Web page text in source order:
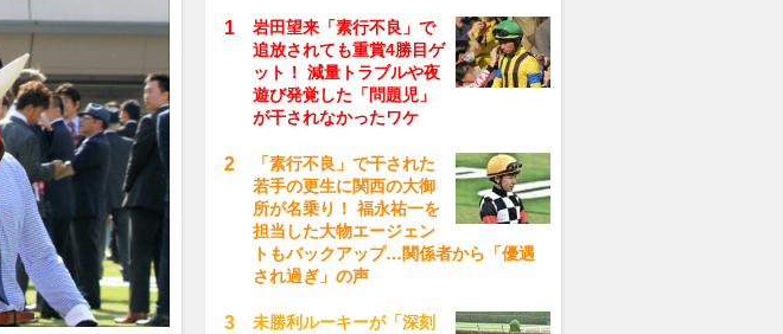
岩田望来「素行不良」で
追放されても重賞4勝目ゲ
ット！ 減量トラブルや夜
遊び発覚した「問題児」
が干されなかったワケ
「素行不良」で干された
若手の更生に関西の大御
所が名乗り！ 福永祐一を
担当した大物エージェン
トもバックアップ…関係者から「優遇
され過ぎ」の声
未勝利ルーキーが「深刻